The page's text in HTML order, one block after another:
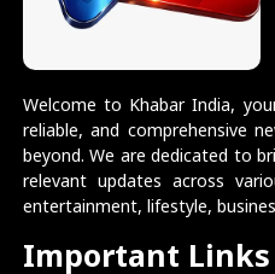
Welcome to Khabar India,
reliable, and comprehensive
beyond. We are dedicated to
relevant updates across
entertainment, lifestyle,
Important Links